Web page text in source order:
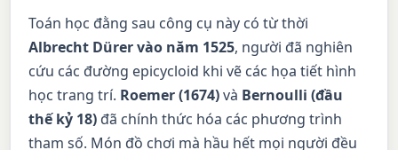
Toán học đằng sau công cụ này có từ thời
Albrecht Dürer vào năm 1525, người đã nghiên
cứu các đường epicycloid khi vẽ các họa tiết hình
học trang trí. Roemer (1674)và Bernoulli (đầu
thế kỷ 18) đã chính thức hóa các phương trình
tham số. Món đồ chơi mà hầu hết mọi người đều